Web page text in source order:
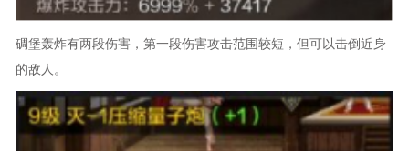
碉堡轰炸有两段伤害，第一段伤害攻击范围较短，但可以击倒近身
的敌人。